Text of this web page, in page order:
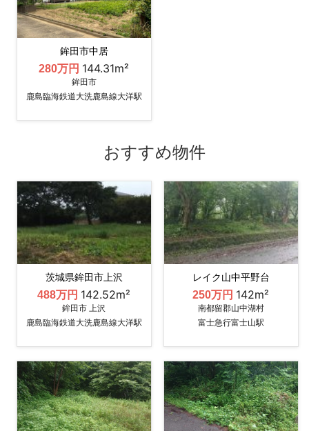
鉾田市中居
280万円 144.31m²
鉾田市
鹿島臨海鉄道大洗鹿島線大洋駅
おすすめ物件
茨城県鉾田市上沢
488万円 142.52m²
鉾田市 上沢
鹿島臨海鉄道大洗鹿島線大洋駅
レイク山中平野台
250万円 142m²
南都留郡山中湖村
富士急行富士山駅